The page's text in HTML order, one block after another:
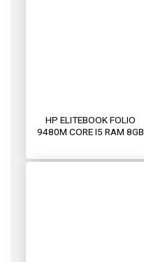
HP ELITEBOOK FOLIO
9480M CORE I5 RAM 8GB